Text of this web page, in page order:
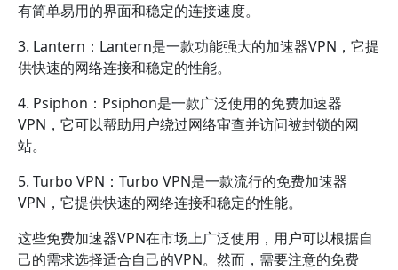
有简单易用的界面和稳定的连接速度。
3. Lantern：Lantern是一款功能强大的加速器VPN，它提
供快速的网络连接和稳定的性能。
4. Psiphon：Psiphon是一款广泛使用的免费加速器
VPN，它可以帮助用户绕过网络审查并访问被封锁的网
站。
5. Turbo VPN：Turbo VPN是一款流行的免费加速器
VPN，它提供快速的网络连接和稳定的性能。
这些免费加速器VPN在市场上广泛使用，用户可以根据自
己的需求选择适合自己的VPN。然而，需要注意的免费